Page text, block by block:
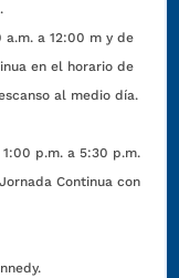
a.m. a 12:00 m y de
en el horario de
al medio día.
p.m. a 5:30 p.m.
Continua con